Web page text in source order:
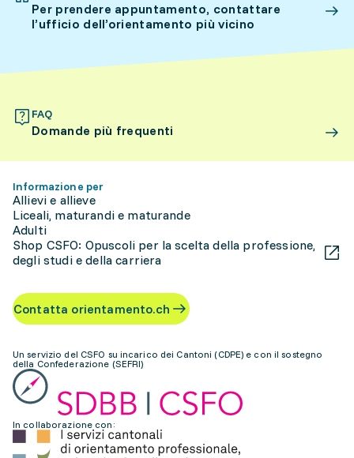
Per prendere appuntamento, contattare
l’ufficio dell’orientamento più vicino
FAQ
Domande più frequenti
Informazione per
Allievi e allieve
Liceali, maturandi e maturande
Adulti
Shop CSFO: Opuscoli per la scelta della professione,
degli studi e della carriera
Contatta orientamento.ch
Un servizio del CSFO su incarico dei Cantoni (CDPE) e con il sostegno
della Confederazione (SEFRI)
In collaborazione con: